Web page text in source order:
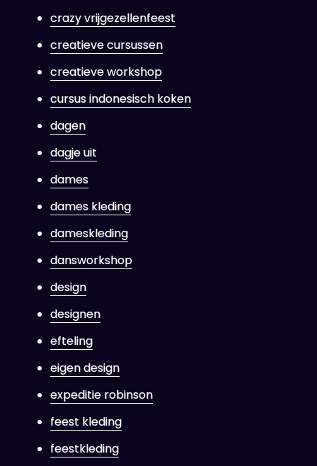
crazy vrijgezellenfeest
creatieve cursussen
creatieve workshop
cursus indonesisch koken
dagen
dagje uit
dames
dames kleding
dameskleding
dansworkshop
design
designen
efteling
eigen design
expeditie robinson
feest kleding
feestkleding